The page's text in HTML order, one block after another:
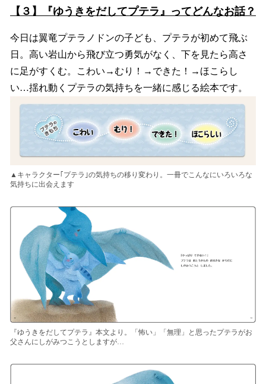
【３】『ゆうきをだしてプテラ』ってどんなお話？
今日は翼竜プテラノドンの子ども、プテラが初めて飛ぶ
日。高い岩山から飛び立つ勇気がなく、下を見たら高さ
に足がすくむ。こわい→むり！→できた！→ほこらし
い…揺れ動くプテラの気持ちを一緒に感じる絵本です。
▲キャラクター｢プテラ｣の気持ちの移り変わり。一冊でこんなにいろいろな
気持ちに出会えます
『ゆうきをだしてプテラ』本文より。「怖い」「無理」と思ったプテラがお
父さんにしがみつこうとしますが…